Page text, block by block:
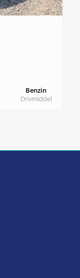
Benzin
Drivmiddel